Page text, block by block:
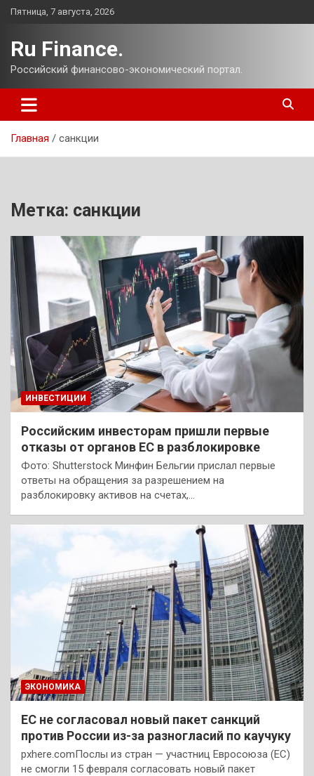
Перейти
Пятница, 7 августа, 2026
Ru Finance.
Российский финансово-экономический портал.
Главная санкции
Метка: санкции
ИНВЕСТИЦИИ
Российским инвесторам пришли первые
отказы от органов ЕС в разблокировке
Фото: Shutterstock Минфин Бельгии прислал первые
ответы на обращения за разрешением на
разблокировку активов на счетах,…
ЭКОНОМИКА
ЕС не согласовал новый пакет санкций
против России из-за разногласий по каучуку
pxhere.comПослы из стран — участниц Евросоюза (ЕС)
не смогли 15 февраля согласовать новый пакет